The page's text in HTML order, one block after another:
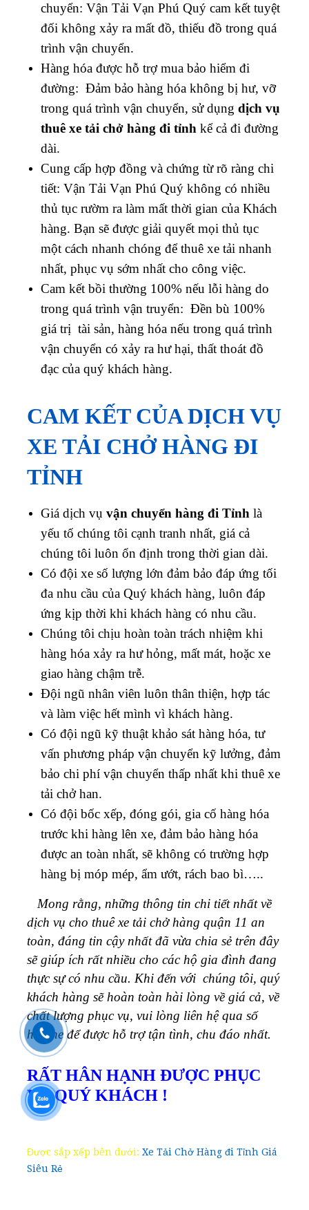
chuyển: Vận Tải Vạn Phú Quý cam kết tuyệt
đối không xảy ra mất đồ, thiếu đồ trong quá
trình vận chuyển.
Hàng hóa được hỗ trợ mua bảo hiểm đi
đường: Đảm bảo hàng hóa không bị hư, vỡ
trong quá trình vận chuyển, sử dụng dịch vụ
thuê xe tải chở hàng đi tỉnh kể cả đi đường
dài.
Cung cấp hợp đồng và chứng từ rõ ràng chi
tiết: Vận Tải Vạn Phú Quý không có nhiều
thủ tục rườm ra làm mất thời gian của Khách
hàng. Bạn sẽ được giải quyết mọi thủ tục
một cách nhanh chóng để thuê xe tải nhanh
nhất, phục vụ sớm nhất cho công việc.
Cam kết bồi thường 100% nếu lỗi hàng do
trong quá trình vận truyển: Đền bù 100%
giá trị tài sản, hàng hóa nếu trong quá trình
vận chuyển có xảy ra hư hại, thất thoát đồ
đạc của quý khách hàng.
CAM KẾT CỦA DỊCH VỤ
XE TẢI CHỞ HÀNG ĐI
TỈNH
Giá dịch vụ vận chuyển hàng đi Tỉnh là
yếu tố chúng tôi cạnh tranh nhất, giá cả
chúng tôi luôn ổn định trong thời gian dài.
Có đội xe số lượng lớn đảm bảo đáp ứng tối
đa nhu cầu của Quý khách hàng, luôn đáp
ứng kịp thời khi khách hàng có nhu cầu.
Chúng tôi chịu hoàn toàn trách nhiệm khi
hàng hóa xảy ra hư hỏng, mất mát, hoặc xe
giao hàng chậm trễ.
Đội ngũ nhân viên luôn thân thiện, hợp tác
và làm việc hết mình vì khách hàng.
Có đội ngũ kỹ thuật khảo sát hàng hóa, tư
vấn phương pháp vận chuyển kỹ lưởng, đảm
bảo chi phí vận chuyển thấp nhất khi thuê xe
tải chở han.
Có đội bốc xếp, đóng gói, gia cố hàng hóa
trước khi hàng lên xe, đảm bảo hàng hóa
được an toàn nhất, sẽ không có trường hợp
hàng bị móp mép, ẩm ướt, rách bao bì…..
Mong rằng, những thông tin chi tiết nhất về
dịch vụ cho thuê xe tải chở hàng quận 11 an
toàn, đáng tin cậy nhất đã vừa chia sẻ trên đây
sẽ giúp ích rất nhiều cho các hộ gia đình đang
thực sự có nhu cầu. Khi đến với chúng tôi, quý
khách hàng sẽ hoàn toàn hài lòng về giá cả, về
chất lượng phục vụ, vui lòng liên hệ qua số
hotline để được hỗ trợ tận tình, chu đáo nhất.
RẤT HÂN HẠNH ĐƯỢC PHỤC
VỤ QUÝ KHÁCH !
Được sắp xếp bên dưới: Xe Tải Chở Hàng đi Tỉnh Giá
Siêu Rẻ